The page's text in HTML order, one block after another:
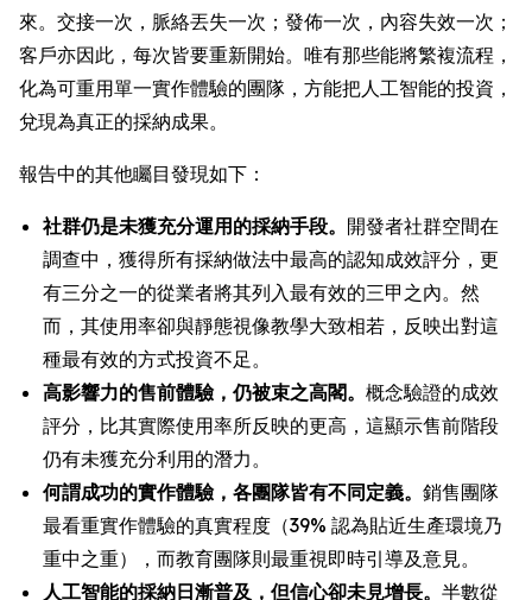
來。交接一次，脈絡丟失一次；發佈一次，內容失效一次；
客戶亦因此，每次皆要重新開始。唯有那些能將繁複流程，
化為可重用單一實作體驗的團隊，方能把人工智能的投資，
兌現為真正的採納成果。
報告中的其他矚目發現如下：
社群仍是未獲充分運用的採納手段。 開發者社群空間在
調查中，獲得所有採納做法中最高的認知成效評分，更
有三分之一的從業者將其列入最有效的三甲之內。然
而，其使用率卻與靜態視像教學大致相若，反映出對這
種最有效的方式投資不足。
高影響力的售前體驗，仍被束之高閣。 概念驗證的成效
評分，比其實際使用率所反映的更高，這顯示售前階段
仍有未獲充分利用的潛力。
何謂成功的實作體驗，各團隊皆有不同定義。 銷售團隊
最看重實作體驗的真實程度（39% 認為貼近生產環境乃
重中之重），而教育團隊則最重視即時引導及意見。
人工智能的採納日漸普及，但信心卻未見增長。 半數從